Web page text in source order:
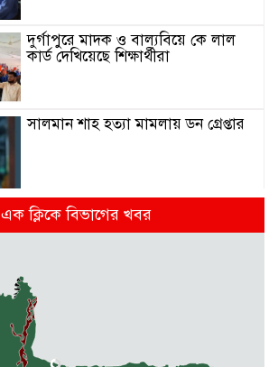
দুর্গাপুরে মাদক ও বাল্যবিয়ে কে লাল
কার্ড দেখিয়েছে শিক্ষার্থীরা
সালমান শাহ হত্যা মামলায় ডন গ্রেপ্তার
বিভিন্ন দাবিতে দুর্গাপুরে আদিবাসী
সংগঠনের সংবাদ সম্মেলন
দুর্গাপুরে আন্তর্জাতিক আদিবাসী দিবস
পালিত
এক ক্লিকে বিভাগের খবর